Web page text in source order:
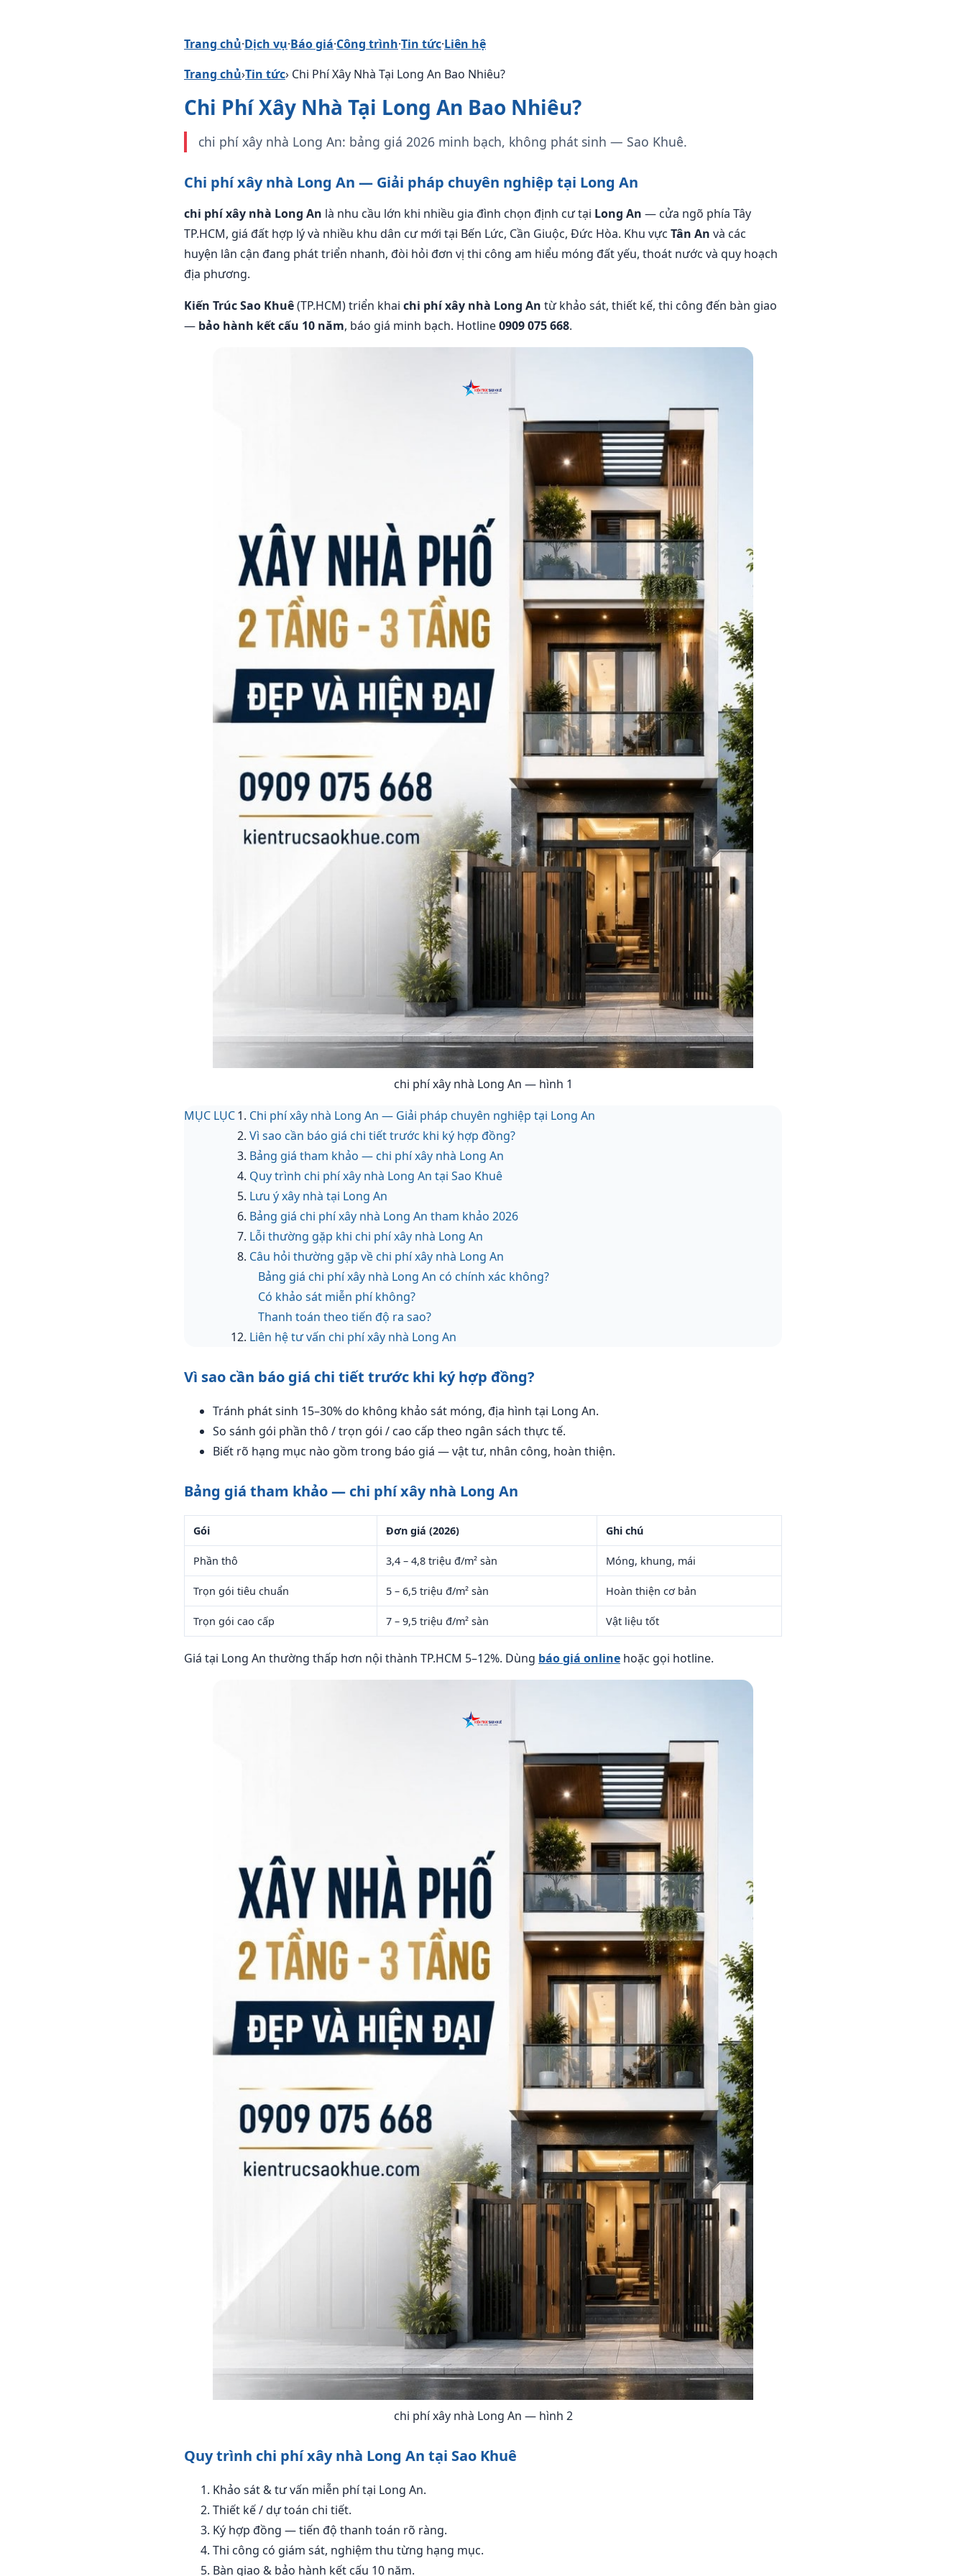
Trang chủ·Dịch vụ·Báo giá·Công trình·Tin tức·Liên hệ
Trang chủ›Tin tức› Chi Phí Xây Nhà Tại Long An Bao Nhiêu?
Chi Phí Xây Nhà Tại Long An Bao Nhiêu?
chi phí xây nhà Long An: bảng giá 2026 minh bạch, không phát sinh — Sao Khuê.
Chi phí xây nhà Long An — Giải pháp chuyên nghiệp tại Long An
chi phí xây nhà Long An là nhu cầu lớn khi nhiều gia đình chọn định cư tại Long An — cửa ngõ phía Tây
TP.HCM, giá đất hợp lý và nhiều khu dân cư mới tại Bến Lức, Cần Giuộc, Đức Hòa. Khu vực Tân An và các
huyện lân cận đang phát triển nhanh, đòi hỏi đơn vị thi công am hiểu móng đất yếu, thoát nước và quy hoạch
địa phương.
Kiến Trúc Sao Khuê(TP.HCM) triển khai chi phí xây nhà Long An từ khảo sát, thiết kế, thi công đến bàn giao
— bảo hành kết cấu 10 năm, báo giá minh bạch. Hotline0909 075 668.
chi phí xây nhà Long An — hình 1
MỤC LỤC
Chi phí xây nhà Long An — Giải pháp chuyên nghiệp tại Long An
Vì sao cần báo giá chi tiết trước khi ký hợp đồng?
Bảng giá tham khảo — chi phí xây nhà Long An
Quy trình chi phí xây nhà Long An tại Sao Khuê
Lưu ý xây nhà tại Long An
Bảng giá chi phí xây nhà Long An tham khảo 2026
Lỗi thường gặp khi chi phí xây nhà Long An
Câu hỏi thường gặp về chi phí xây nhà Long An
Bảng giá chi phí xây nhà Long An có chính xác không?
Có khảo sát miễn phí không?
Thanh toán theo tiến độ ra sao?
Liên hệ tư vấn chi phí xây nhà Long An
Vì sao cần báo giá chi tiết trước khi ký hợp đồng?
Tránh phát sinh 15–30% do không khảo sát móng, địa hình tại Long An.
So sánh gói phần thô / trọn gói / cao cấp theo ngân sách thực tế.
Biết rõ hạng mục nào gồm trong báo giá — vật tư, nhân công, hoàn thiện.
Bảng giá tham khảo — chi phí xây nhà Long An
Gói Đơn giá (2026) Ghi chú
Phần thô 3,4 – 4,8 triệu đ/m² sàn Móng, khung, mái
Trọn gói tiêu chuẩn 5 – 6,5 triệu đ/m² sàn Hoàn thiện cơ bản
Trọn gói cao cấp 7 – 9,5 triệu đ/m² sàn Vật liệu tốt
Giá tại Long An thường thấp hơn nội thành TP.HCM 5–12%. Dùng báo giá online hoặc gọi hotline.
chi phí xây nhà Long An — hình 2
Quy trình chi phí xây nhà Long An tại Sao Khuê
Khảo sát & tư vấn miễn phí tại Long An.
Thiết kế / dự toán chi tiết.
Ký hợp đồng — tiến độ thanh toán rõ ràng.
Thi công có giám sát, nghiệm thu từng hạng mục.
Bàn giao & bảo hành kết cấu 10 năm.